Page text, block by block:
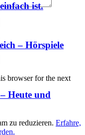
ist.
– Hörspiele
Heute und
browser for the next
zu reduzieren. Erfahre,